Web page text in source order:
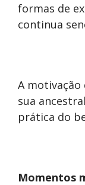
formas de
continua
A
sua
prática do
Momentos